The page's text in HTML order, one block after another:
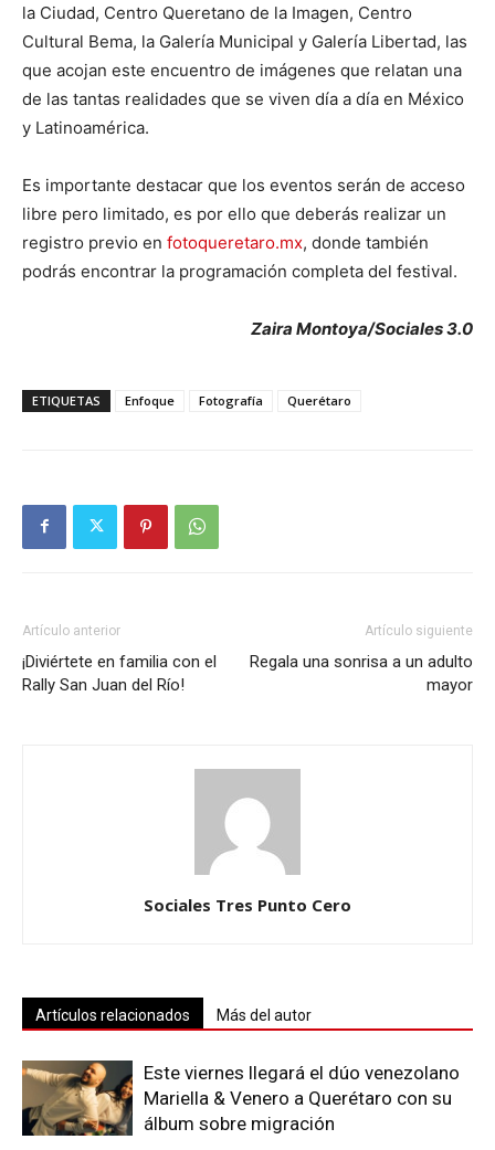
la Ciudad, Centro Queretano de la Imagen, Centro
Cultural Bema, la Galería Municipal y Galería Libertad, las
que acojan este encuentro de imágenes que relatan una
de las tantas realidades que se viven día a día en México
y Latinoamérica.
Es importante destacar que los eventos serán de acceso
libre pero limitado, es por ello que deberás realizar un
registro previo en fotoqueretaro.mx, donde también
podrás encontrar la programación completa del festival.
Zaira Montoya/Sociales 3.0
ETIQUETAS Enfoque Fotografía Querétaro
Artículo anterior
¡Diviértete en familia con el
Rally San Juan del Río!
Artículo siguiente
Regala una sonrisa a un adulto
mayor
Sociales Tres Punto Cero
Artículos relacionados Más del autor
Este viernes llegará el dúo venezolano
Mariella & Venero a Querétaro con su
álbum sobre migración